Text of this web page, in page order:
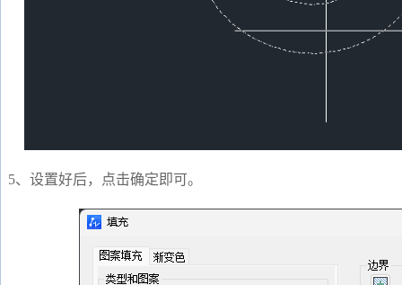
5、设置好后，点击确定即可。